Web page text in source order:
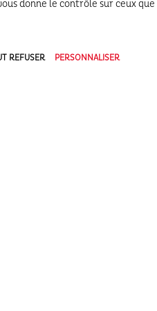
les activités liées à ses
sur le territoire des 2
statutaires à l’intérieur du
donne le contrôle sur ceux que
REFUSER PERSONNALISER